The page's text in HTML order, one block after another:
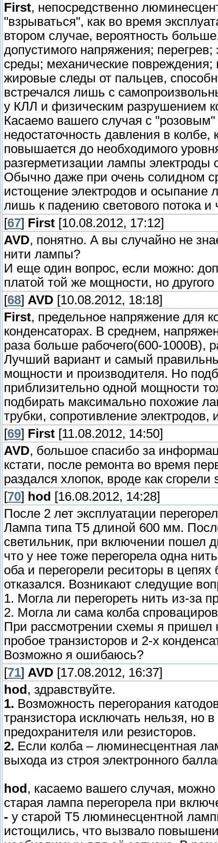
First, непосредственно
"взрываться", как во время
втором случае, вероятность
допустимого напряжения;
среды; механические
жировые следы от пальцев,
встречался лишь с
у КЛЛ и физическим разрушением
Касаемо вашего случая с
недостаточность давления в
повышается до необходимого
разгерметизации лампы
Обычно даже при очень солидном
истощение электродов и осыпание
лишь к падению светового потока
[67] First [10.08.2012, 17:12]
AVD, понятно. А вы случайно не
нити лампы?
И еще один вопрос, если можно:
платой той же мощности, но
[68] AVD [10.08.2012, 18:18]
First, предельное напряжение для
конденсаторах. В среднем,
раза больше рабочего(600-1000В),
Лучший вариант и самый
мощности и производителя. Но
приблизительно одной мощности
подбирать максимально похожие
трубки, сопротивление
[69] First [11.08.2012, 14:50]
AVD, большое спасибо за
кстати, после ремонта во время
раздался хлопок, вроде как
[70] hod [16.08.2012, 14:28]
После 2 лет эксплуатации
Лампа типа Т5 длиной 600 мм.
светильник, при включении пошел
что у нее тоже перегорела одна
оба и перегорели реситоры в
отказался. Возникают следущие
1. Могла ли перегореть нить из-за
2. Могла ли сама колба
При рассмотрении схемы я пришел
пробое транзисторов и 2-х
Возможно я ошибаюсь?
[71] AVD [17.08.2012, 16:37]
hod , здравствуйте.
1. Возможность перегорания
транзистора исключать нельзя, но
предохранителя или резисторов.
2. Если колба – люминесцентная
выхода из строя электронного
hod , касаемо вашего случая,
старая лампа перегорела при
- у старой Т5 люминесцентной
истощились, что вызвало